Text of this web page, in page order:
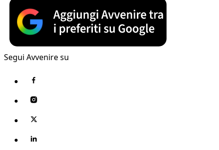
Segui Avvenire su